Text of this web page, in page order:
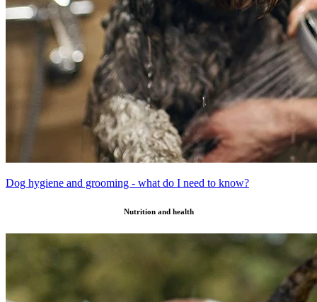
Dog hygiene and grooming - what do I need to know?
Nutrition and health